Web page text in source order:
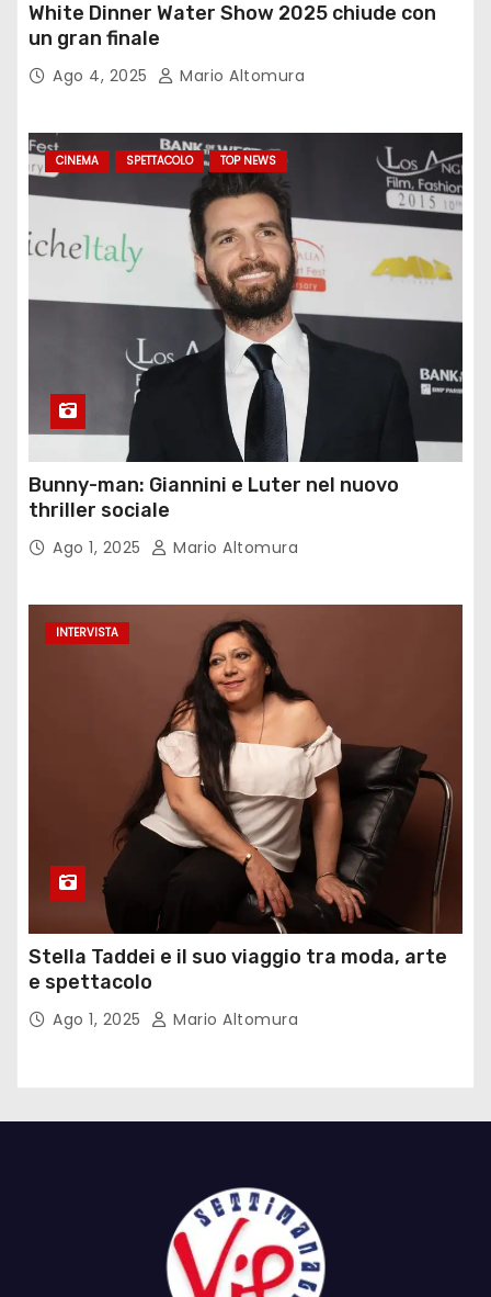
White Dinner Water Show 2025 chiude con
un gran finale
Ago 4, 2025 Mario Altomura
CINEMA SPETTACOLO TOP NEWS
Bunny-man: Giannini e Luter nel nuovo
thriller sociale
Ago 1, 2025 Mario Altomura
INTERVISTA
Stella Taddei e il suo viaggio tra moda, arte
e spettacolo
Ago 1, 2025 Mario Altomura